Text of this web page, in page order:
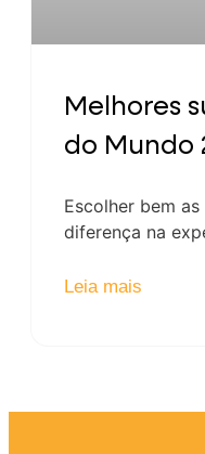
Melhores
do Mundo
Escolher bem
diferença na
Leia mais